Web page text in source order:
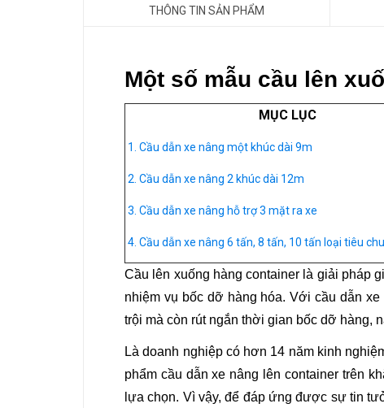
THÔNG TIN SẢN PHẨM
Một số mẫu cầu lên
MỤC LỤC
1. Cầu dẫn xe nâng một khúc dài 9m
2. Cầu dẫn xe nâng 2 khúc dài 12m
3. Cầu dẫn xe nâng hỗ trợ 3 mặt ra xe
4. Cầu dẫn xe nâng 6 tấn, 8 tấn, 10 tấn loại tiêu
Cầu lên xuống hàng container là giải pháp
nhiệm vụ bốc dỡ hàng hóa. Với cầu dẫn
trội mà còn rút ngắn thời gian bốc dỡ hàng,
Là doanh nghiệp có hơn 14 năm kinh
phẩm cầu dẫn xe nâng lên container trên
lựa chọn. Vì vậy, để đáp ứng được sự tin